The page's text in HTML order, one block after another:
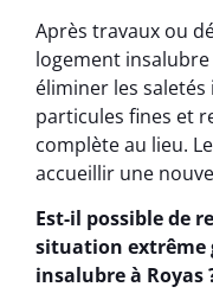
Après travaux ou
logement
éliminer les
particules fines et
complète au lieu.
accueillir une
Est-il possible de
situation extrême
insalubre à Royas